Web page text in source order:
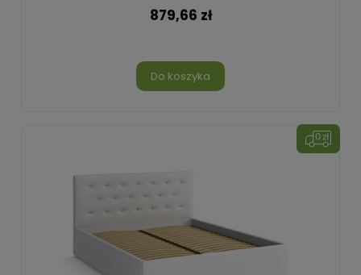
879,66 zł
Do koszyka